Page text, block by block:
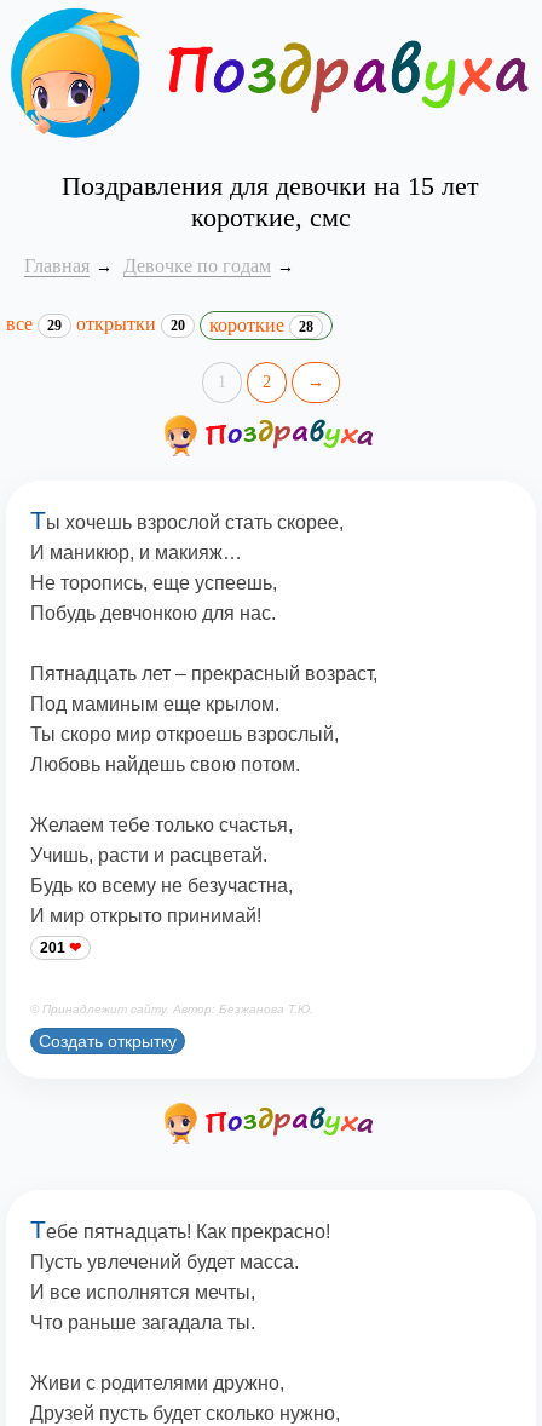
Поздравления для девочки на 15 лет
короткие, смс
Главная Девочке по годам
все 29 открытки 20 короткие 28
1 2 →
Ты хочешь взрослой стать скорее,
И маникюр, и макияж…
Не торопись, еще успеешь,
Побудь девчонкою для нас.
Пятнадцать лет – прекрасный возраст,
Под маминым еще крылом.
Ты скоро мир откроешь взрослый,
Любовь найдешь свою потом.
Желаем тебе только счастья,
Учишь, расти и расцветай.
Будь ко всему не безучастна,
И мир открыто принимай!
201
© Принадлежит сайту. Автор: Безжанова Т.Ю.
Создать открытку
Тебе пятнадцать! Как прекрасно!
Пусть увлечений будет масса.
И все исполнятся мечты,
Что раньше загадала ты.
Живи с родителями дружно,
Друзей пусть будет сколько нужно,